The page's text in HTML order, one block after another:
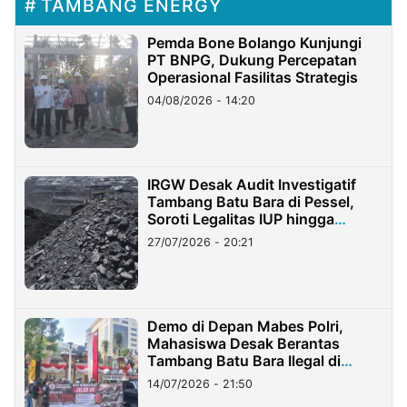
TAMBANG ENERGY
Pemda Bone Bolango Kunjungi
PT BNPG, Dukung Percepatan
Operasional Fasilitas Strategis
04/08/2026 - 14:20
IRGW Desak Audit Investigatif
Tambang Batu Bara di Pessel,
Soroti Legalitas IUP hingga
Stockpile
27/07/2026 - 20:21
Demo di Depan Mabes Polri,
Mahasiswa Desak Berantas
Tambang Batu Bara Ilegal di
Lampung
14/07/2026 - 21:50